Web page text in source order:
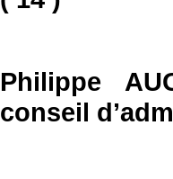
Philippe
conseil